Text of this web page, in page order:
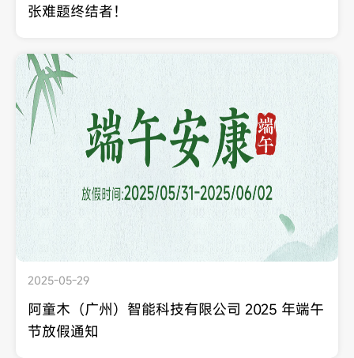
张难题终结者！
2025-05-29
阿童木（广州）智能科技有限公司 2025 年端午
节放假通知